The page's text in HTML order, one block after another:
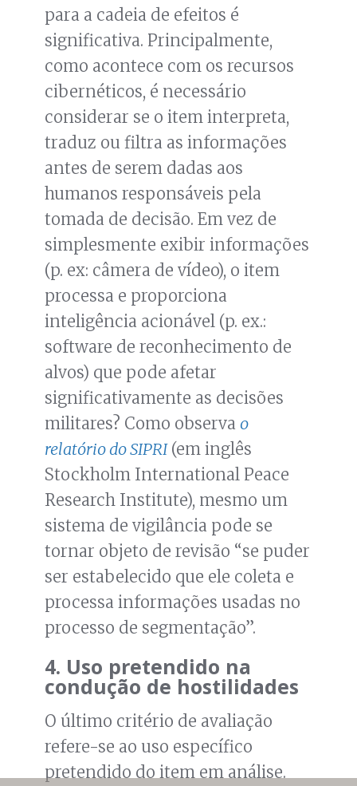
para a cadeia de efeitos é
significativa. Principalmente,
como acontece com os recursos
cibernéticos, é necessário
considerar se o item interpreta,
traduz ou filtra as informações
antes de serem dadas aos
humanos responsáveis pela
tomada de decisão. Em vez de
simplesmente exibir informações
(p. ex: câmera de vídeo), o item
processa e proporciona
inteligência acionável (p. ex.:
software de reconhecimento de
alvos) que pode afetar
significativamente as decisões
militares? Como observa o
relatório do SIPRI(em inglês
Stockholm International Peace
Research Institute), mesmo um
sistema de vigilância pode se
tornar objeto de revisão “se puder
ser estabelecido que ele coleta e
processa informações usadas no
processo de segmentação”.
4. Uso pretendido na
condução de hostilidades
O último critério de avaliação
refere-se ao uso específico
pretendido do item em análise.